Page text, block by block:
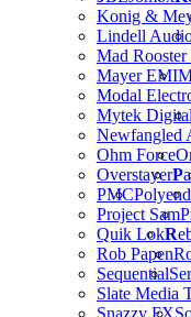
Konig &
Lindell
Mad Rooster
Mayer EMI
Modal
Mytek Digital
Newfangled
Ohm Force
OverstayerP
PMCPolyend
Project Sam
Quik LokR
Rob Papen
Sequential
Slate Media
Snazzy FX